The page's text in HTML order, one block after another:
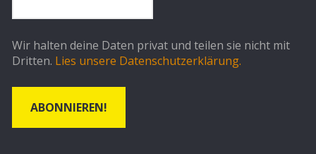
Wir halten deine Daten privat und teilen sie nicht mit
Dritten. Lies unsere Datenschutzerklärung.